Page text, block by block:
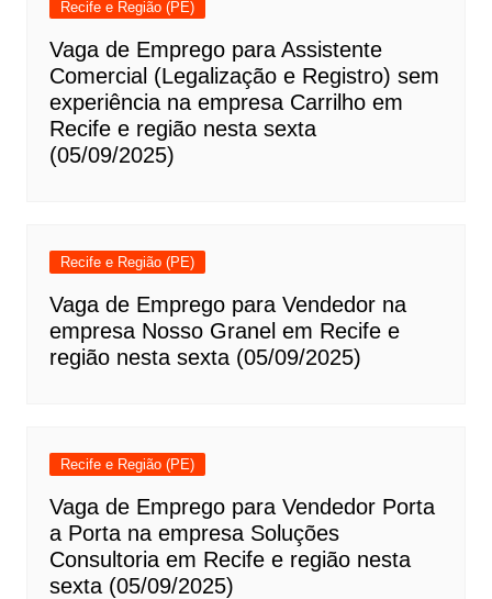
Recife e Região (PE)
Vaga de Emprego para Assistente
Comercial (Legalização e Registro) sem
experiência na empresa Carrilho em
Recife e região nesta sexta
(05/09/2025)
Recife e Região (PE)
Vaga de Emprego para Vendedor na
empresa Nosso Granel em Recife e
região nesta sexta (05/09/2025)
Recife e Região (PE)
Vaga de Emprego para Vendedor Porta
a Porta na empresa Soluções
Consultoria em Recife e região nesta
sexta (05/09/2025)